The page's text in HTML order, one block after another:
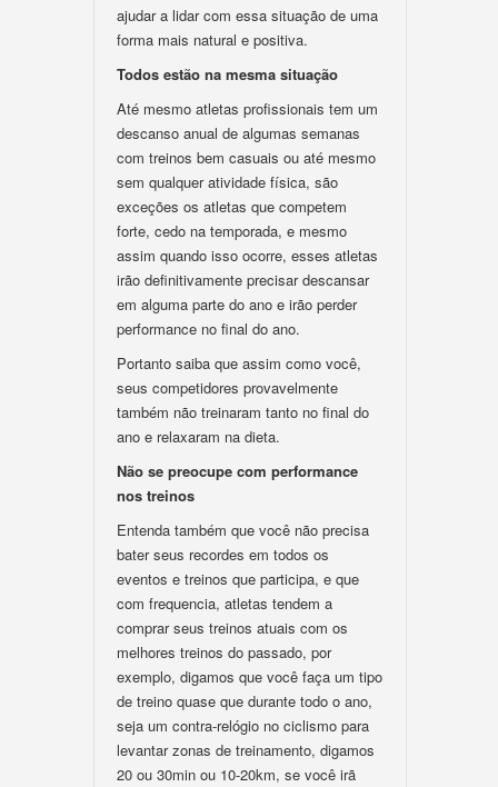
ajudar a lidar com essa situação de uma
forma mais natural e positiva.
Todos estão na mesma situação
Até mesmo atletas profissionais tem um
descanso anual de algumas semanas
com treinos bem casuais ou até mesmo
sem qualquer atividade física, são
exceções os atletas que competem
forte, cedo na temporada, e mesmo
assim quando isso ocorre, esses atletas
irão definitivamente precisar descansar
em alguma parte do ano e irão perder
performance no final do ano.
Portanto saiba que assim como você,
seus competidores provavelmente
também não treinaram tanto no final do
ano e relaxaram na dieta.
Não se preocupe com performance
nos treinos
Entenda também que você não precisa
bater seus recordes em todos os
eventos e treinos que participa, e que
com frequencia, atletas tendem a
comprar seus treinos atuais com os
melhores treinos do passado, por
exemplo, digamos que você faça um tipo
de treino quase que durante todo o ano,
seja um contra-relógio no ciclismo para
levantar zonas de treinamento, digamos
20 ou 30min ou 10-20km, se você irã